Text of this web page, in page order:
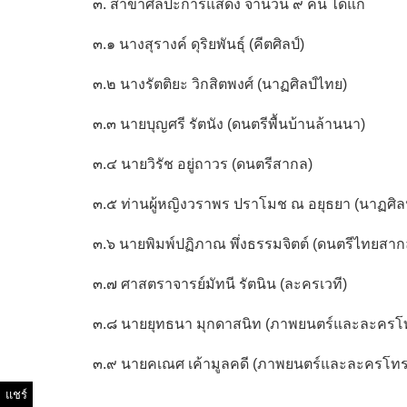
๓. สาขาศิลปะการแสดง จำนวน ๙ คน ได้แก่
๓.๑ นางสุรางค์ ดุริยพันธุ์ (คีตศิลป์)
๓.๒ นางรัตติยะ วิกสิตพงศ์ (นาฏศิลป์ไทย)
๓.๓ นายบุญศรี รัตนัง (ดนตรีพื้นบ้านล้านนา)
๓.๔ นายวิรัช อยู่ถาวร (ดนตรีสากล)
๓.๕ ท่านผู้หญิงวราพร ปราโมช ณ อยุธยา (นาฏศิ
๓.๖ นายพิมพ์ปฏิภาณ พึ่งธรรมจิตต์ (ดนตรีไทยสาก
๓.๗ ศาสตราจารย์มัทนี รัตนิน (ละครเวที)
๓.๘ นายยุทธนา มุกดาสนิท (ภาพยนตร์และละคร
๓.๙ นายคเณศ เค้ามูลคดี (ภาพยนตร์และละครโท
แชร์